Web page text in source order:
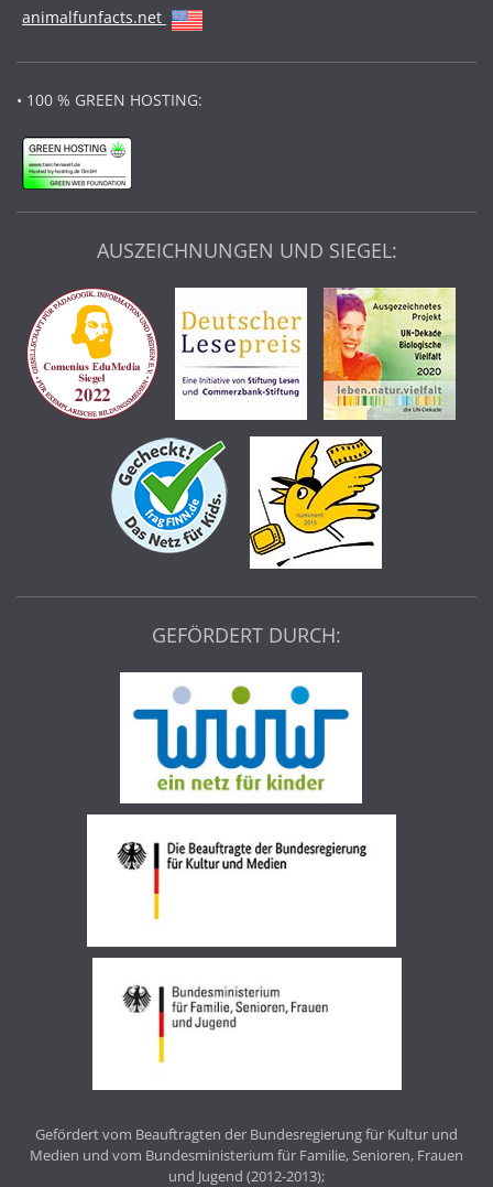
animalfunfacts.net
• 100 % GREEN HOSTING:
AUSZEICHNUNGEN UND SIEGEL:
GEFÖRDERT DURCH:
Gefördert vom Beauftragten der Bundesregierung für Kultur und
Medien und vom Bundesministerium für Familie, Senioren, Frauen
und Jugend (2012-2013);